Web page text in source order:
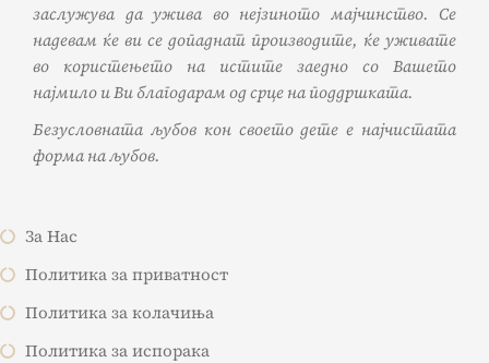
заслужува да ужива во нејзиното мајчинство. Се
надевам ќе ви се допаднат производите, ќе уживате
во користењето на истите заедно со Вашето
најмило и Ви благодарам од срце на поддршката.
Безусловната љубов кон своето дете е најчистата
форма на љубов.
За Нас
Политика за приватност
Политика за колачиња
Политика за испорака